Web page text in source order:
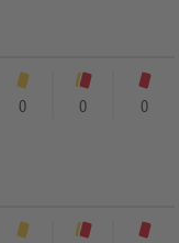
0 0 0